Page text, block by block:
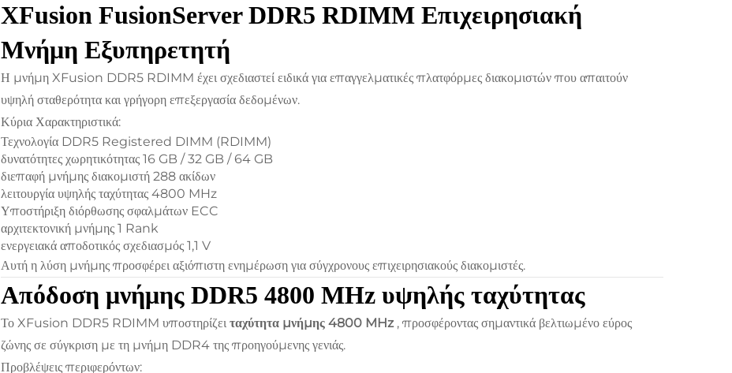
XFusion FusionServer DDR5 RDIMM Επιχειρησιακή
Μνήμη Εξυπηρετητή
Η μνήμη XFusion DDR5 RDIMM έχει σχεδιαστεί ειδικά για επαγγελματικές πλατφόρμες διακομιστών που απαιτούν
υψηλή σταθερότητα και γρήγορη επεξεργασία δεδομένων.
Κύρια Χαρακτηριστικά:
Τεχνολογία DDR5 Registered DIMM (RDIMM)
δυνατότητες χωρητικότητας 16 GB / 32 GB / 64 GB
διεπαφή μνήμης διακομιστή 288 ακίδων
λειτουργία υψηλής ταχύτητας 4800 MHz
Υποστήριξη διόρθωσης σφαλμάτων ECC
αρχιτεκτονική μνήμης 1 Rank
ενεργειακά αποδοτικός σχεδιασμός 1,1 V
Αυτή η λύση μνήμης προσφέρει αξιόπιστη ενημέρωση για σύγχρονους επιχειρησιακούς διακομιστές.
Απόδοση μνήμης DDR5 4800 MHz υψηλής ταχύτητας
Το XFusion DDR5 RDIMM υποστηρίζει ταχύτητα μνήμης 4800 MHz , προσφέροντας σημαντικά βελτιωμένο εύρος
ζώνης σε σύγκριση με τη μνήμη DDR4 της προηγούμενης γενιάς.
Προβλέψεις περιφερόντων: